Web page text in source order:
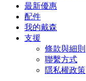
最新優惠
配件
我的戴森
支援
條款與細則
聯繫方式
隱私權政策